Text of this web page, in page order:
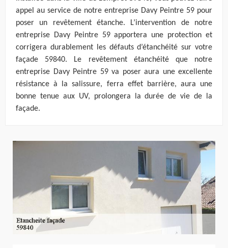
appel au service de notre entreprise Davy Peintre 59 pour
poser un revêtement étanche. L’intervention de notre
entreprise Davy Peintre 59 apportera une protection et
corrigera durablement les défauts d’étanchéité sur votre
façade 59840. Le revêtement étanchéité que notre
entreprise Davy Peintre 59 va poser aura une excellente
résistance à la salissure, ferra effet barrière, aura une
bonne tenue aux UV, prolongera la durée de vie de la
façade.